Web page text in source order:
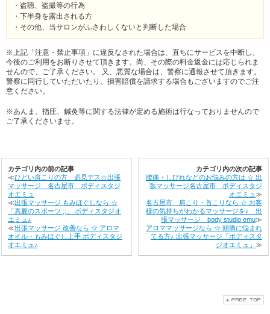
・盗聴、盗撮等の行為
・下半身を露出される方
・その他、当サロンがふさわしくないと判断した場合
※上記「注意・禁止事項」に違反なされた場合は、直ちにサービスを中断し、
今後のご利用をお断りさせて頂きます。尚、その際の料金返金には応じられま
せんので、ご了承ください。 又、悪質な場合は、警察に通報させて頂きます。
警察に同行していただいたり、損害賠償を請求する場合もございますのでご注
意ください。
※あんま、指圧、鍼灸等に関する法律が定める施術は行なっておりませんので
ご了承くださいませ。
カテゴリ内の前の記事
≪ひどい肩こりの方、必見デス☆出張
マッサージ 名古屋市 ボディスタジ
オエミュ
≪出張マッサージ もみほぐしなら ☆
「真夏のスポーツ ;;」 ボディスタジオ
エミュ♪
≪出張マッサージ 改善なら ☆ アロマ
オイル・もみほぐし上手 ボディスタジ
オエミュ♪
カテゴリ内の次の記事
腰痛・しびれなどのお悩みの方は ☆ 出
張マッサージ名古屋市 ボディスタジ
オエミュ ≫
名古屋市 肩こり・首こりなら ☆ お客
様の気持ちがわかるマッサージを♪ 出
張マッサージ body studio emu≫
アロママッサージなら ☆ 頭痛に悩まれ
てる方♪ 出張マッサージ「ボディスタ
ジオエミュ」 ≫